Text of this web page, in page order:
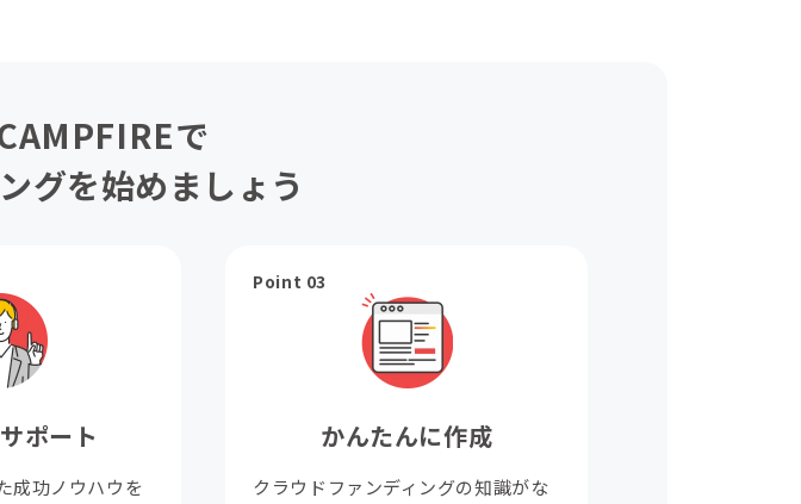
で
グを始めましょう
ポート
成功ノウハウを
Point 03
かんたんに作成
クラウドファンディングの知識がな